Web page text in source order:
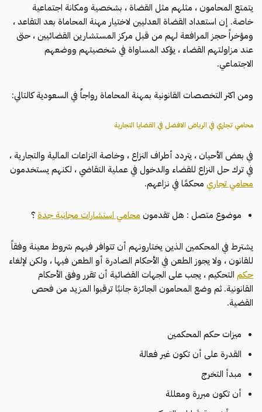
يتمتع المحامون ، مثلهم مثل القضاة ، بشخصية ومكانة اجتماعية
خاصة. إن استعداد القضاة العدليين لاختيار مهنة المحاماة بعد التقاعد ،
ومؤخراً حجز المرافعة لهم من قبل مركز المستشارين القضائيين ، حتى
عند مزاولتهم القضاء ، يؤكد المساواة في شخصيتهم ووضعهم
الاجتماعي.
ومن اكثر التخصصات القانونية بمهنة المحاماة رواجاُ في السعودية كالتالي:
محامي تجاري في الرياض الافضل في القضايا التجارية
في بعض الأحيان ، يتردد أطراف النزاع ، وخاصة النزاعات المالية والتجارية ،
في ترك حل النزاع للقضاء والدخول في عملية التقاضي ، لكنهم يستخدمون
محامي تجاري محكمًا في نزاعهم.
موضوع متصل : هل تقدمون محامي استشارات مجانية جدة؟
يشترط في المحكمين الذين يختارونهم أن تتوافر فيهم شروط معينة وفقاً
للقانون ، ولا يجوز الطعن في الأحكام الصادرة أو الطعن فيها ، ولكن لإلغاء
حكم التحكيم ، يجب على الجهات القضائية أن تقرر وفق الأحكام
القانونية. ثم وضع المحامون الجائزة جانبًا ترقبوا المزيد من فحص
القضية.
ميزات حكم المحكمين
القدرة على أن تكون غير فعالة
مبدأ التخرج
أن تكون مبررة ومعللة